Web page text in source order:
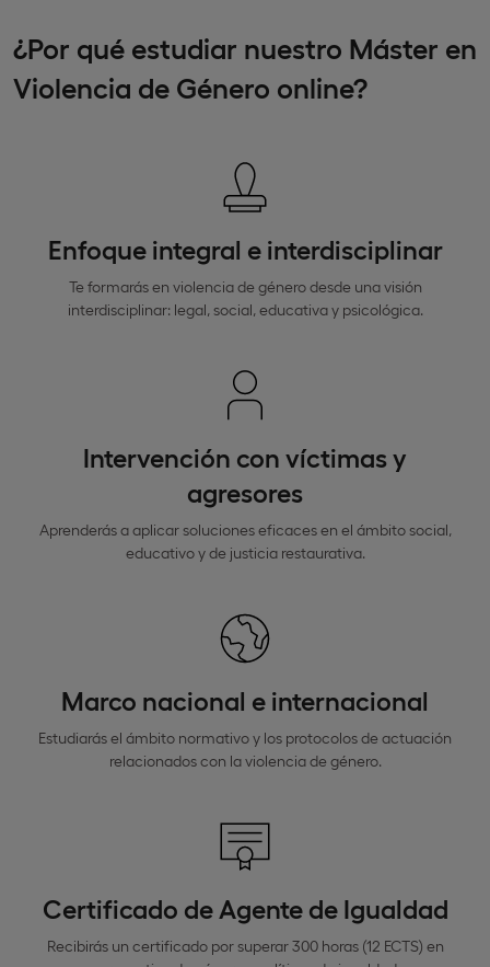
¿Por qué estudiar nuestro Máster en
Violencia de Género online?
Enfoque integral e interdisciplinar
Te formarás en violencia de género desde una visión
interdisciplinar: legal, social, educativa y psicológica.
Intervención con víctimas y
agresores
Aprenderás a aplicar soluciones eficaces en el ámbito social,
educativo y de justicia restaurativa.
Marco nacional e internacional
Estudiarás el ámbito normativo y los protocolos de actuación
relacionados con la violencia de género.
Certificado de Agente de Igualdad
Recibirás un certificado por superar 300 horas (12 ECTS) en